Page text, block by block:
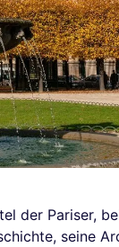
der Pariser,
seine